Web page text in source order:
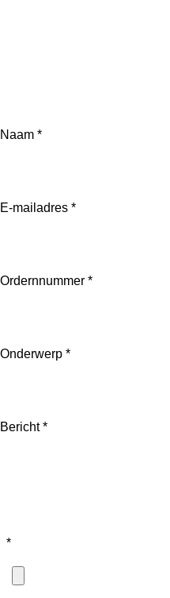
Naam *
E-mailadres *
Ordernnummer *
Onderwerp *
Bericht *
*